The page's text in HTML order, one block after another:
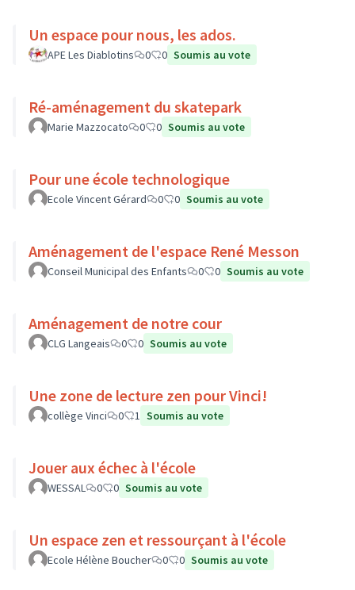
Un espace pour nous, les ados.
APE Les Diablotins 0 0 Soumis au vote
Ré-aménagement du skatepark
Marie Mazzocato 0 0 Soumis au vote
Pour une école technologique
Ecole Vincent Gérard 0 0 Soumis au vote
Aménagement de l'espace René Messon
Conseil Municipal des Enfants 0 0 Soumis au vote
Aménagement de notre cour
CLG Langeais 0 0 Soumis au vote
Une zone de lecture zen pour Vinci!
collège Vinci 0 1 Soumis au vote
Jouer aux échec à l'école
WESSAL 0 0 Soumis au vote
Un espace zen et ressourçant à l'école
Ecole Hélène Boucher 0 0 Soumis au vote